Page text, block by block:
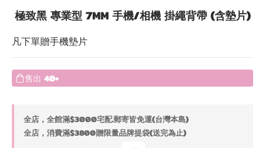
2
1
登入會員滿$1200超取免運 - 輸入折扣碼：DEAR20
極致黑 專業型 7MM 手機/相機 掛繩背帶 (含墊片)
凡下單贈手機墊片
售出 40+
全店，全館滿$3000宅配.郵寄皆免運(台灣本島)
全店，消費滿$3800贈限量品牌提袋(送完為止)